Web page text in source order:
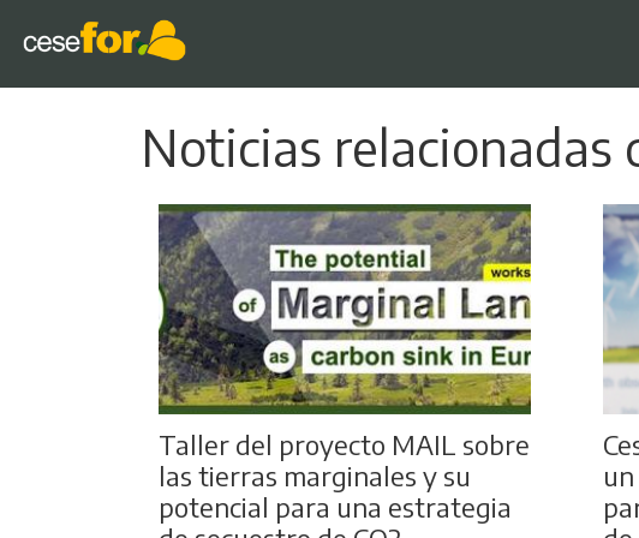
Noticias relacionadas
Taller del proyecto MAIL sobre
las tierras marginales y su
potencial para una estrategia